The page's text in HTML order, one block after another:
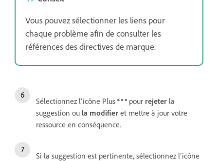
Vous pouvez sélectionner les liens pour
chaque problème afin de consulter les
références des directives de marque.
Sélectionnez l’icône Plus pour rejeter la
suggestion ou la modifier et mettre à jour votre
ressource en conséquence.
Si la suggestion est pertinente, sélectionnez l’icône